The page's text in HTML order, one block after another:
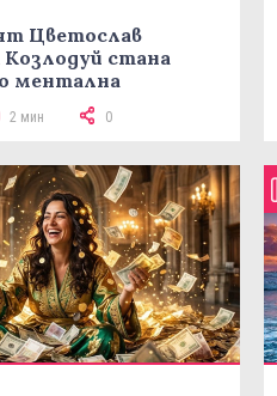
Цветослав
Козлодуй стана
ментална
с 320 задачи за 10
2 мин 0